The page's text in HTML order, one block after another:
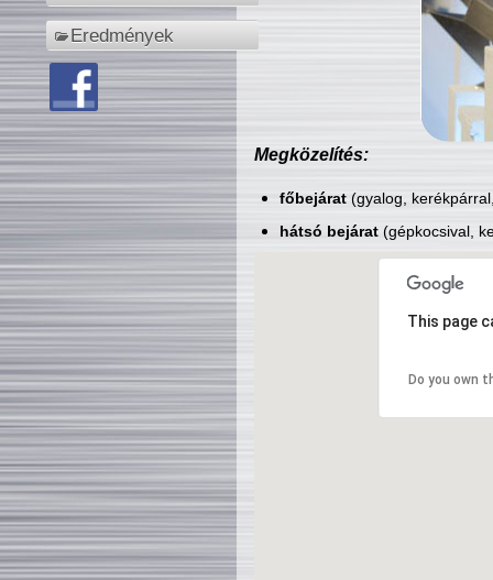
Eredmények
Megközelítés:
főbejárat(gyalog,
hátsó bejárat(gépkocsival,
This page
Do you own